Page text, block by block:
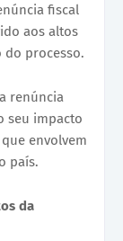
fiscal
aos altos
do processo.
renúncia
seu impacto
envolvem
país.
da